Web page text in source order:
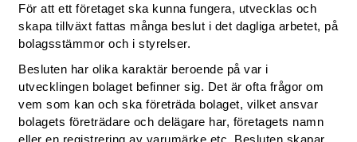
För att ett företaget ska kunna fungera, utvecklas och
skapa tillväxt fattas många beslut i det dagliga arbetet, på
bolagsstämmor och i styrelser.
Besluten har olika karaktär beroende på var i
utvecklingen bolaget befinner sig. Det är ofta frågor om
vem som kan och ska företräda bolaget, vilket ansvar
bolagets företrädare och delägare har, företagets namn
eller en registrering av varumärke etc. Besluten skapar